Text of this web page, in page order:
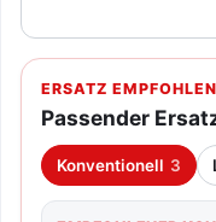
ERSATZ EMPFOHLEN
Passender
Konventionell 3